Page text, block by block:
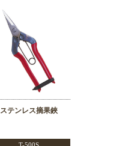
ステンレス摘果鋏
T-500S